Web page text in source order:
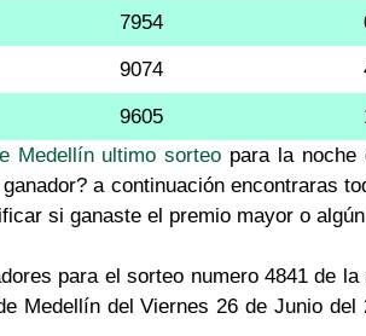
7954
9074
9605
Medellín ultimo sorteo para la noche
a continuación encontraras
si ganaste el premio mayor o
para el sorteo numero 4841 de la
Medellín del Viernes 26 de Junio del